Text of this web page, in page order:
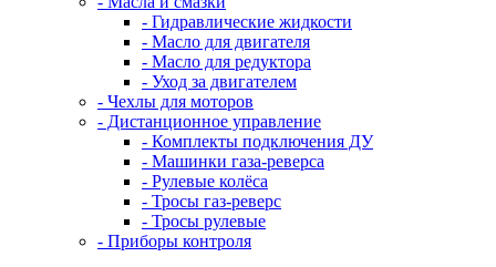
- Гидравлические жидкости
- Масло для двигателя
- Масло для редуктора
- Уход за двигателем
- Чехлы для моторов
- Дистанционное управление
- Комплекты подключения ДУ
- Машинки газа-реверса
- Рулевые колёса
- Тросы газ-реверс
- Тросы рулевые
- Приборы контроля